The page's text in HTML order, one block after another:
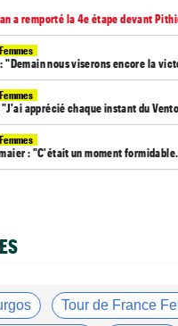
a remporté la 4e étape devant
"Demain nous viserons encore la
apprécié chaque instant du
: "C'était un moment
dû me retenir pour ne pas attaquer
fait coup double sur la 7e étape
Tour de France